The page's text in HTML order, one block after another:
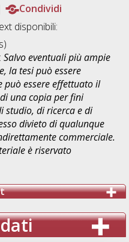
Condividi
disponibili:
Salvo eventuali più ampie
la tesi può essere
essere effettuato il
una copia per fini
studio, di ricerca e di
divieto di qualunque
commerciale.
è riservato